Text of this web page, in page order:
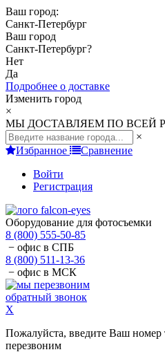
Ваш город:
Санкт-Петербург
Ваш город
Санкт-Петербург?
Нет
Да
Подробнее о доставке
Изменить город
×
МЫ ДОСТАВЛЯЕМ ПО ВСЕЙ
×
Избранное
Сравнение
Войти
Регистрация
Оборудование для фотосъемки
8 (800) 555-50-85
− офис в СПБ
8 (800) 511-13-36
− офис в МСК
обратный звонок
X
Пожалуйста, введите Ваш
перезвоним